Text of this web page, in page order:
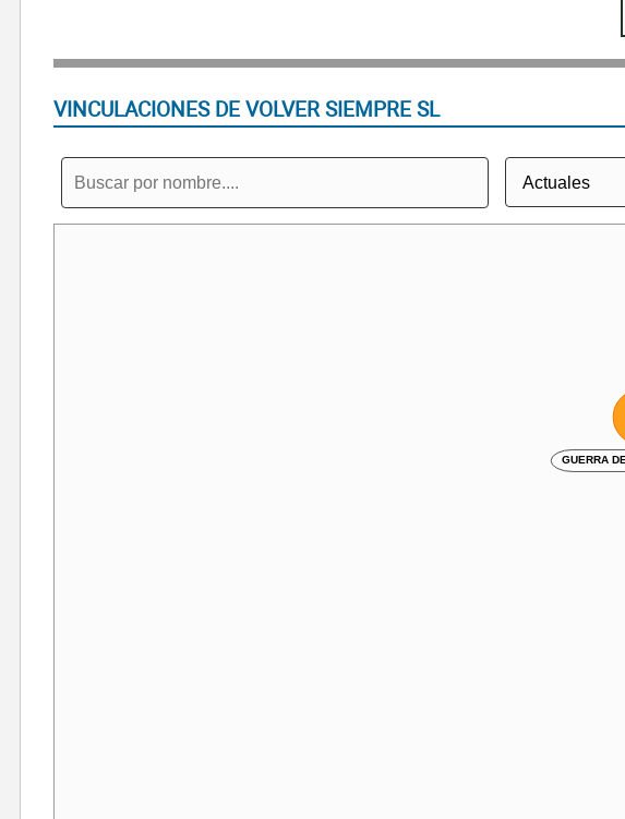
VINCULACIONES DE VOLVER SIEMPRE SL
GUERRA